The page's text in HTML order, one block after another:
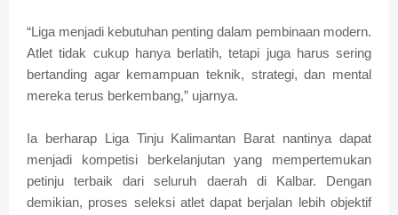
“Liga menjadi kebutuhan penting dalam pembinaan modern.
Atlet tidak cukup hanya berlatih, tetapi juga harus sering
bertanding agar kemampuan teknik, strategi, dan mental
mereka terus berkembang,” ujarnya.
Ia berharap Liga Tinju Kalimantan Barat nantinya dapat
menjadi kompetisi berkelanjutan yang mempertemukan
petinju terbaik dari seluruh daerah di Kalbar. Dengan
demikian, proses seleksi atlet dapat berjalan lebih objektif